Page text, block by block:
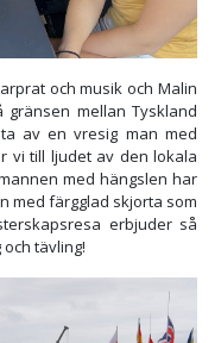
och musik och Malin
mellan Tyskland
av en vresig man med
vi till ljudet av den lokala
med hängslen har
med färgglad skjorta som
erbjuder så
tävling!